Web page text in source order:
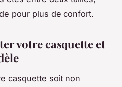
pour plus de confort.
votre casquette et
casquette soit non